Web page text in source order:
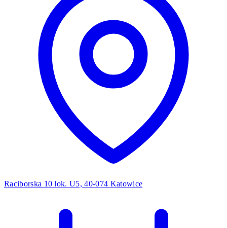
Raciborska 10 lok. U5, 40-074 Katowice